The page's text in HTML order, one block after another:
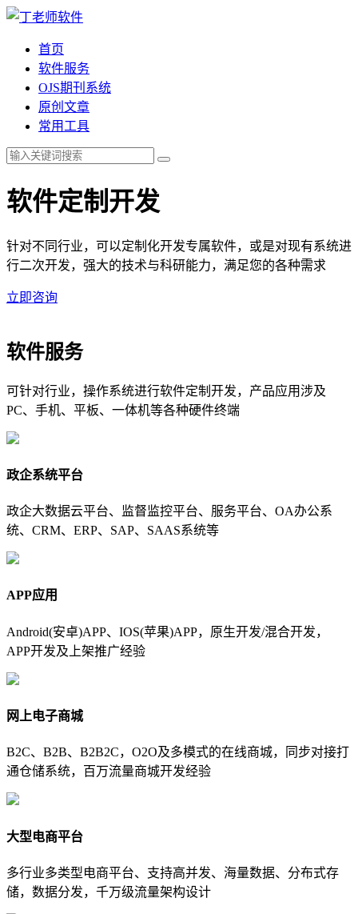
首页
软件服务
OJS期刊系统
原创文章
常用工具
软件定制开发
针对不同行业，可以定制化开发专属软件，或是对现有系统进
行二次开发，强大的技术与科研能力，满足您的各种需求
立即咨询
软件服务
可针对行业，操作系统进行软件定制开发，产品应用涉及
PC、手机、平板、一体机等各种硬件终端
政企系统平台
政企大数据云平台、监督监控平台、服务平台、OA办公系
统、CRM、ERP、SAP、SAAS系统等
APP应用
Android(安卓)APP、IOS(苹果)APP，原生开发/混合开发，
APP开发及上架推广经验
网上电子商城
B2C、B2B、B2B2C，O2O及多模式的在线商城，同步对接打
通仓储系统，百万流量商城开发经验
大型电商平台
多行业多类型电商平台、支持高并发、海量数据、分布式存
储，数据分发，千万级流量架构设计